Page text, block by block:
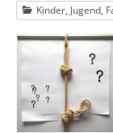
Kinder, Jugend,